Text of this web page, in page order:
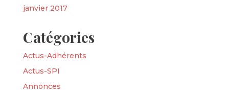
janvier 2017
Catégories
Actus-Adhérents
Actus-SPI
Annonces